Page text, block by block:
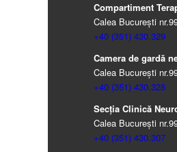
Compartiment
Calea București
+40 (351) 430.329
Camera de gardă
Calea București
+40 (351) 430.328
Secția Clinică
Calea București
+40 (351) 430.307